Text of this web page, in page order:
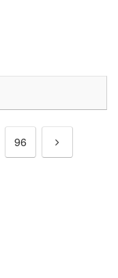
96
次